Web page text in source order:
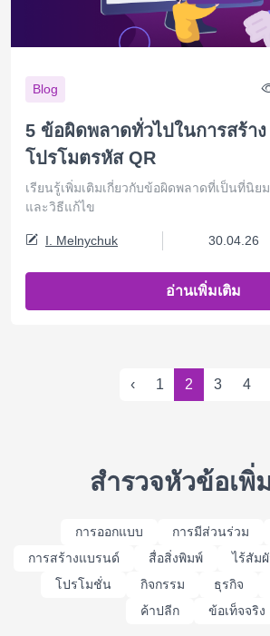
Blog
5 ข้อผิดพลาดทั่วไปในการสร้าง
โปรโมตรหัส QR
เรียนรู้เพิ่มเติมเกี่ยวกับข้อผิดพลาดที่เป็นที่นิย
และวิธีแก้ไข
I. Melnychuk 30.04.26
อ่านเพิ่มเติม
‹ 1 2 3 4
สำรวจหัวข้อเพิ่
การออกแบบ การมีส่วนร่วม
การสร้างแบรนด์
สื่อสิ่งพิมพ์ ไร้สัม
โปรโมชั่น
กิจกรรม ธุรกิจ
ค้าปลีก
ข้อเท็จจริง